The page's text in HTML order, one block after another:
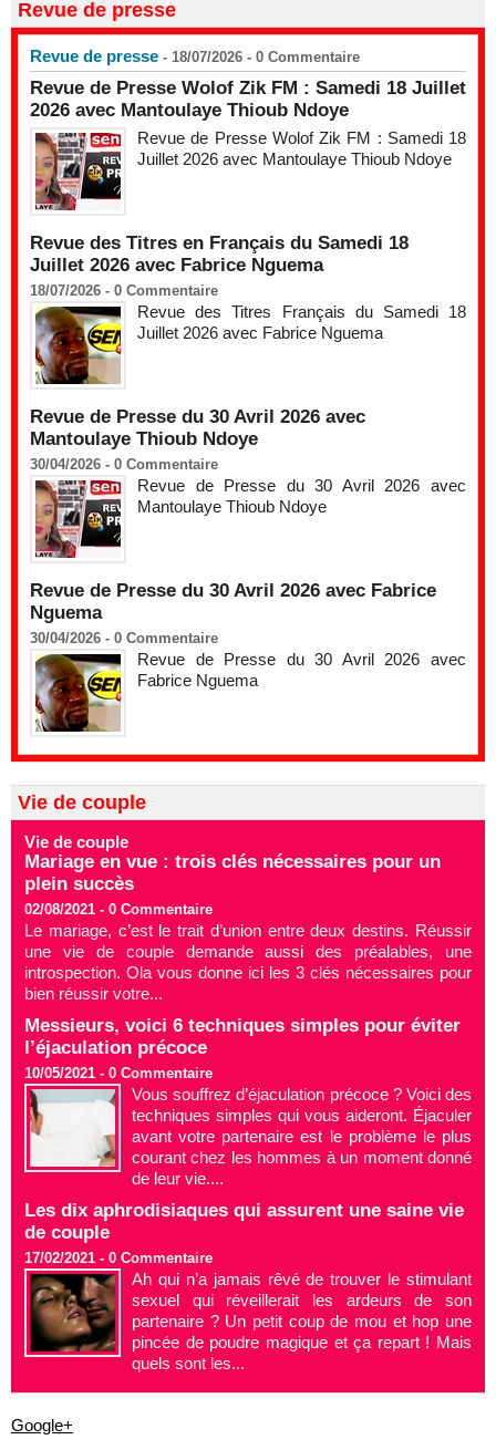
Revue de presse
Revue de presse - 18/07/2026 - 0 Commentaire
Revue de Presse Wolof Zik FM : Samedi 18 Juillet
2026 avec Mantoulaye Thioub Ndoye
Revue de Presse Wolof Zik FM : Samedi 18
Juillet 2026 avec Mantoulaye Thioub Ndoye
Revue des Titres en Français du Samedi 18
Juillet 2026 avec Fabrice Nguema
18/07/2026 - 0 Commentaire
Revue des Titres Français du Samedi 18
Juillet 2026 avec Fabrice Nguema
Revue de Presse du 30 Avril 2026 avec
Mantoulaye Thioub Ndoye
30/04/2026 - 0 Commentaire
Revue de Presse du 30 Avril 2026 avec
Mantoulaye Thioub Ndoye
Revue de Presse du 30 Avril 2026 avec Fabrice
Nguema
30/04/2026 - 0 Commentaire
Revue de Presse du 30 Avril 2026 avec
Fabrice Nguema
Vie de couple
Vie de couple
Mariage en vue : trois clés nécessaires pour un
plein succès
02/08/2021 - 0 Commentaire
Le mariage, c’est le trait d’union entre deux destins. Réussir
une vie de couple demande aussi des préalables, une
introspection. Ola vous donne ici les 3 clés nécessaires pour
bien réussir votre...
Messieurs, voici 6 techniques simples pour éviter
l’éjaculation précoce
10/05/2021 - 0 Commentaire
Vous souffrez d’éjaculation précoce ? Voici des
techniques simples qui vous aideront. Éjaculer
avant votre partenaire est le problème le plus
courant chez les hommes à un moment donné
de leur vie....
Les dix aphrodisiaques qui assurent une saine vie
de couple
17/02/2021 - 0 Commentaire
Ah qui n’a jamais rêvé de trouver le stimulant
sexuel qui réveillerait les ardeurs de son
partenaire ? Un petit coup de mou et hop une
pincée de poudre magique et ça repart ! Mais
quels sont les...
Google+